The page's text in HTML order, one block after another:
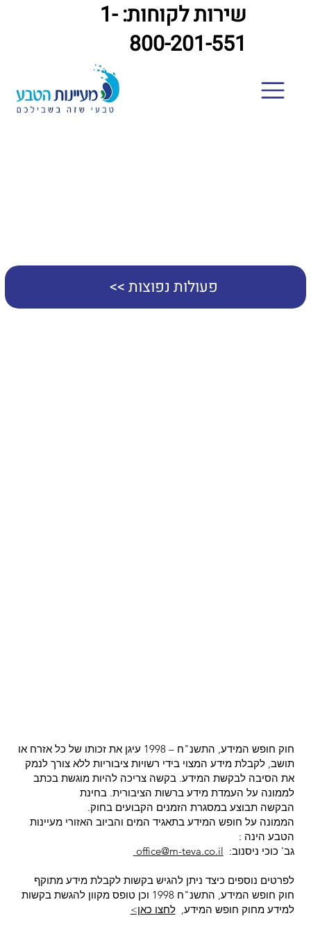
שירות לקוחות: 1-
800-201-551
פעולות נפוצות >>
חוק חופש המידע, התשנ"ח – 1998 עיגן את זכותו של כל אזרח או
תושב, לקבלת מידע המצוי בידי רשויות ציבוריות ללא צורך לנמק
את הסיבה לבקשת המידע. בקשה צריכה להיות מוגשת בכתב
לממונה על העמדת מידע ברשות הציבורית. בחינת
הבקשה תבוצע במסגרת הזמנים הקבועים בחוק.
הממונה על חופש המידע בתאגיד המים והביוב האזורי מעיינות
הטבע הינה :
גב' כוכי ניסנוב: office@m-teva.co.il
לפרטים נוספים כיצד ניתן להגיש בקשות לקבלת מידע מתוקף
חוק חופש המידע, התשנ"ח 1998 וכן טופס מקוון להגשת בקשות
למידע מחוק חופש המידע,לחצו כאן>